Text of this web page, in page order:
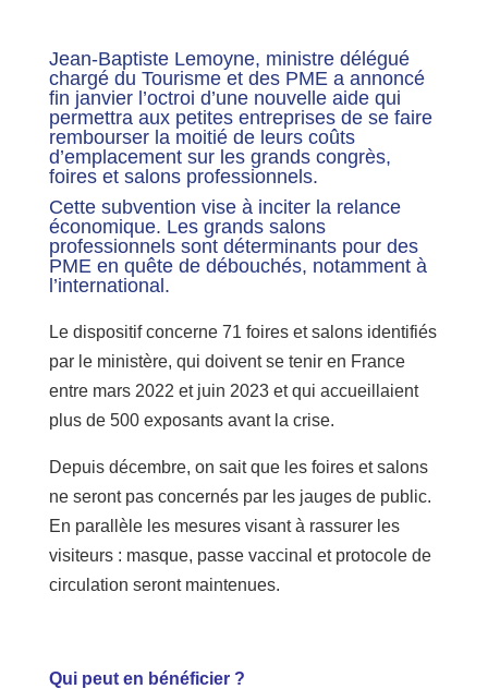
Jean-Baptiste Lemoyne, ministre délégué
chargé du Tourisme et des PME a annoncé
fin janvier l’octroi d’une nouvelle aide qui
permettra aux petites entreprises de se faire
rembourser la moitié de leurs coûts
d’emplacement sur les grands congrès,
foires et salons professionnels.
Cette subvention vise à inciter la relance
économique. Les grands salons
professionnels sont déterminants pour des
PME en quête de débouchés, notamment à
l’international.
Le dispositif concerne 71 foires et salons identifiés
par le ministère, qui doivent se tenir en France
entre mars 2022 et juin 2023 et qui accueillaient
plus de 500 exposants avant la crise.
Depuis décembre, on sait que les foires et salons
ne seront pas concernés par les jauges de public.
En parallèle les mesures visant à rassurer les
visiteurs : masque, passe vaccinal et protocole de
circulation seront maintenues.
Qui peut en bénéficier ?